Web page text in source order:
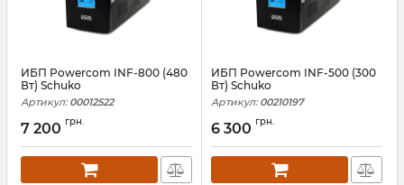
ИБП Powercom INF-800 (480
Вт) Schuko
Артикул: 00012522
7 200 грн.
ИБП Powercom INF-500 (300
Вт) Schuko
Артикул: 00210197
6 300 грн.